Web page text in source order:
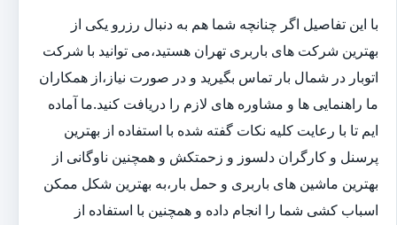
با این تفاصیل اگر چنانچه شما هم به دنبال رزرو یکی از
بهترین شرکت های باربری تهران هستید،می توانید با شرکت
اتوبار در شمال بار تماس بگیرید و در صورت نیاز،از همکاران
ما راهنمایی ها و مشاوره های لازم را دریافت کنید.ما آماده
ایم تا با رعایت کلیه نکات گفته شده با استفاده از بهترین
پرسنل و کارگران دلسوز و زحمتکش و همچنین ناوگانی از
بهترین ماشین های باربری و حمل بار،به بهترین شکل ممکن
اسباب کشی شما را انجام داده و همچنین با استفاده از